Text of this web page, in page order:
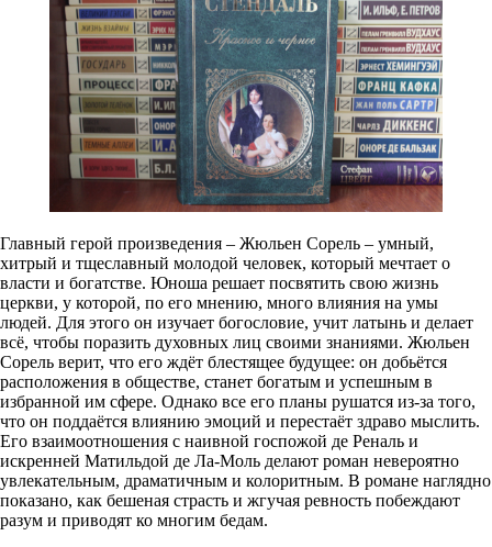
Главный герой произведения – Жюльен Сорель – умный,
хитрый и тщеславный молодой человек, который мечтает о
власти и богатстве. Юноша решает посвятить свою жизнь
церкви, у которой, по его мнению, много влияния на умы
людей. Для этого он изучает богословие, учит латынь и делает
всё, чтобы поразить духовных лиц своими знаниями. Жюльен
Сорель верит, что его ждёт блестящее будущее: он добьётся
расположения в обществе, станет богатым и успешным в
избранной им сфере. Однако все его планы рушатся из-за того,
что он поддаётся влиянию эмоций и перестаёт здраво мыслить.
Его взаимоотношения с наивной госпожой де Реналь и
искренней Матильдой де Ла-Моль делают роман невероятно
увлекательным, драматичным и колоритным. В романе наглядно
показано, как бешеная страсть и жгучая ревность побеждают
разум и приводят ко многим бедам.